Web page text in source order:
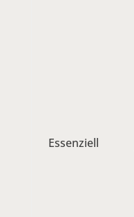
Essenziell